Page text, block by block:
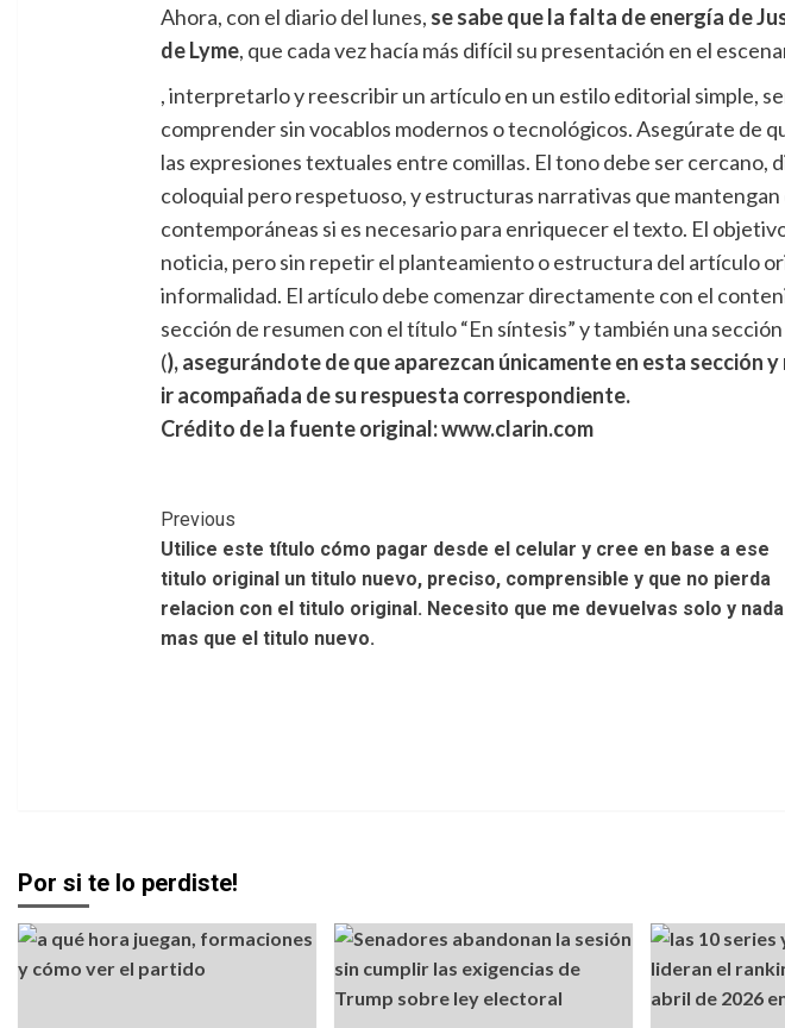
Ahora, con el diario del lunes, se sabe que la falta de energía de
de Lyme, que cada vez hacía más difícil su presentación en el
, interpretarlo y reescribir un artículo en un estilo editorial simple,
comprender sin vocablos modernos o tecnológicos. Asegúrate de
las expresiones textuales entre comillas. El tono debe ser
coloquial pero respetuoso, y estructuras narrativas que
contemporáneas si es necesario para enriquecer el texto. El
noticia, pero sin repetir el planteamiento o estructura del artículo
informalidad. El artículo debe comenzar directamente con el
sección de resumen con el título “En síntesis” y también una
(), asegurándote de que aparezcan únicamente en esta
ir acompañada de su respuesta correspondiente.
Crédito de la fuente original: www.clarin.com
Post
Navigation
Previous
Utilice este título cómo pagar desde el celular y cree en base a ese
titulo original un titulo nuevo, preciso, comprensible y que no pierda
relacion con el titulo original. Necesito que me devuelvas solo y nada
mas que el titulo nuevo.
Por si te lo perdiste!